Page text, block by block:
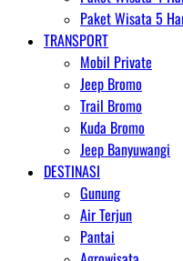
Paket Wisata 5
TRANSPORT
Mobil Private
Jeep Bromo
Trail Bromo
Kuda Bromo
Jeep Banyuwangi
DESTINASI
Gunung
Air Terjun
Pantai